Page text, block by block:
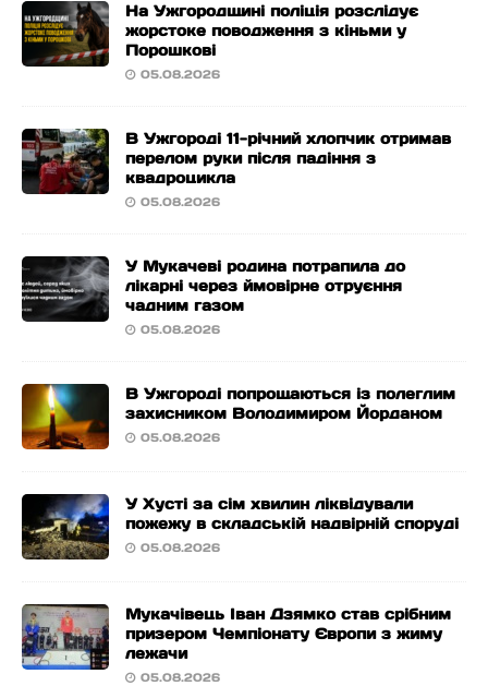
На Ужгородщині поліція розслідує
жорстоке поводження з кіньми у
Порошкові
05.08.2026
В Ужгороді 11-річний хлопчик отримав
перелом руки після падіння з
квадроцикла
05.08.2026
У Мукачеві родина потрапила до
лікарні через ймовірне отруєння
чадним газом
05.08.2026
В Ужгороді попрощаються із полеглим
захисником Володимиром Йорданом
05.08.2026
У Хусті за сім хвилин ліквідували
пожежу в складській надвірній споруді
05.08.2026
Мукачівець Іван Дзямко став срібним
призером Чемпіонату Європи з жиму
лежачи
05.08.2026